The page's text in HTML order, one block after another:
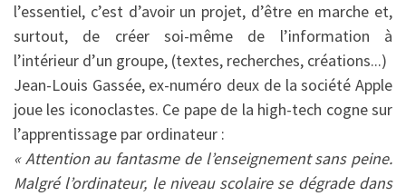
l’essentiel, c’est d’avoir un projet, d’être en marche et,
surtout, de créer soi-même de l’information à
l’intérieur d’un groupe, (textes, recherches, créations...)
Jean-Louis Gassée, ex-numéro deux de la société Apple
joue les iconoclastes. Ce pape de la high-tech cogne sur
l’apprentissage par ordinateur :
« Attention au fantasme de l’enseignement sans peine.
Malgré l’ordinateur, le niveau scolaire se dégrade dans